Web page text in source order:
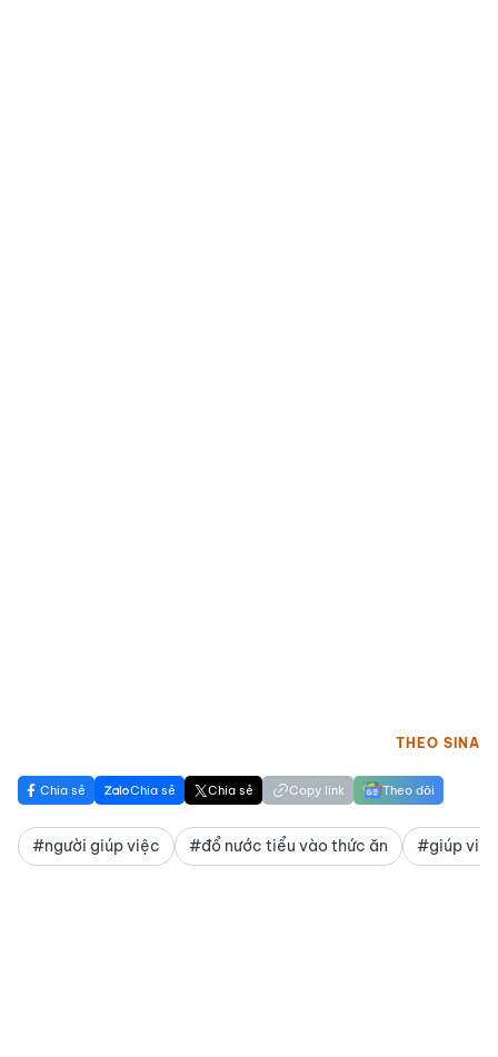
THEO SINA
Chia sẻ Chia sẻ Chia sẻ Copy link Theo dõi
#người giúp việc #đổ nước tiểu vào thức ăn #giúp việc